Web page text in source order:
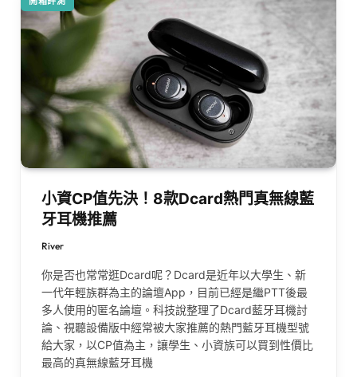
小資CP值先決！8款Dcard熱門真無線藍
牙耳機推薦
River
你是否也常常逛Dcard呢？Dcard是近年以大學生、新
一代年輕族群為主的論壇App，目前已經是繼PTT後最
多人使用的匿名論壇。科技說整理了Dcard藍牙耳機討
論、視聽設備版中經常被大家推薦的熱門藍牙耳機型號
給大家，以CP值為主，讓學生、小資族可以買到性價比
最高的真無線藍牙耳機